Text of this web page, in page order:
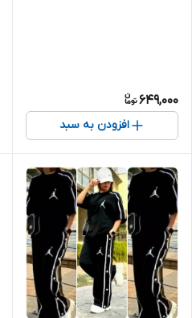
649,000
افزودن به سبد